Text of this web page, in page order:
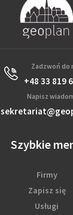
Zadzwoń do
+48 33 819
Napisz
Szybkie
Firmy
Zapisz się
Usługi